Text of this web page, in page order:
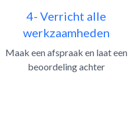
4- Verricht alle
werkzaamheden
Maak een afspraak en laat een
beoordeling achter